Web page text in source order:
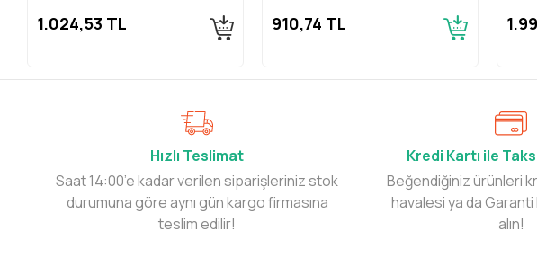
1.024,53 TL 910,74 TL
Hızlı Teslimat
Saat 14:00’e kadar verilen siparişleriniz stok
durumuna göre aynı gün kargo firmasına
teslim edilir!
Kredi Kartı ile
Beğendiğiniz ürünleri
havalesi ya da
alın!